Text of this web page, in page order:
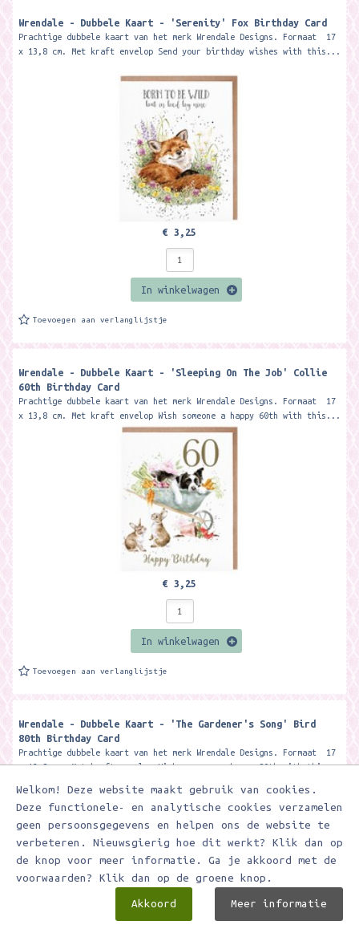
Welkom! Deze website maakt gebruik van cookies.
Deze functionele- en analytische cookies verzamelen
geen persoonsgegevens en helpen ons de website te
verbeteren. Nieuwsgierig hoe dit werkt? Klik dan op
de knop voor meer informatie. Ga je akkoord met de
voorwaarden? Klik dan op de groene knop.
Akkoord Meer informatie
Wrendale - Dubbele Kaart - 'Serenity' Fox Birthday Card
Prachtige dubbele kaart van het merk Wrendale Designs. Formaat 17
x 13,8 cm. Met kraft envelop Send your birthday wishes with this...
€ 3,25
In winkelwagen
Toevoegen aan verlanglijstje
Wrendale - Dubbele Kaart - 'Sleeping On The Job' Collie
60th Birthday Card
Prachtige dubbele kaart van het merk Wrendale Designs. Formaat 17
x 13,8 cm. Met kraft envelop Wish someone a happy 60th with this...
€ 3,25
In winkelwagen
Toevoegen aan verlanglijstje
Wrendale - Dubbele Kaart - 'The Gardener's Song' Bird
80th Birthday Card
Prachtige dubbele kaart van het merk Wrendale Designs. Formaat 17
x 13,8 cm. Met kraft envelop Wish someone a happy 80th with this...